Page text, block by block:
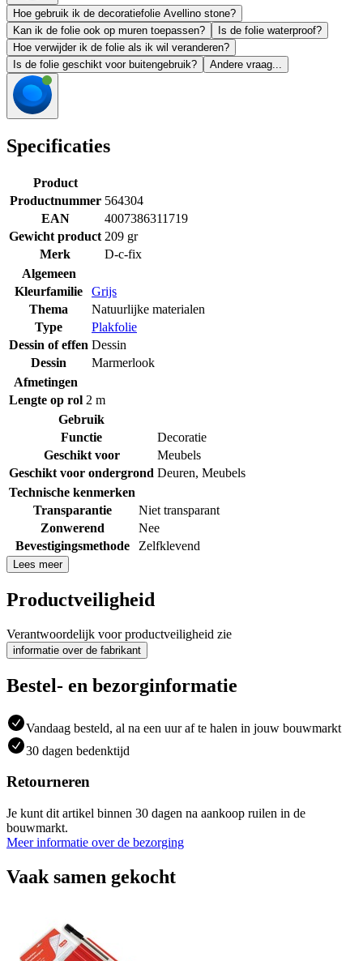
Hoe gebruik ik de decoratiefolie Avellino stone?
Kan ik de folie ook op muren toepassen?
Is de folie waterproof?
Hoe verwijder ik de folie als ik wil veranderen?
Is de folie geschikt voor buitengebruik?
Andere vraag...
Specificaties
Product
Productnummer 564304
EAN
4007386311719
Gewicht product 209 gr
Merk
D-c-fix
Algemeen
Kleurfamilie
Grijs
Thema
Natuurlijke materialen
Type
Plakfolie
Dessin of effen Dessin
Dessin
Marmerlook
Afmetingen
Lengte op rol 2 m
Gebruik
Functie
Decoratie
Geschikt voor
Meubels
Geschikt voor ondergrond Deuren, Meubels
Technische kenmerken
Transparantie
Niet transparant
Zonwerend
Nee
Bevestigingsmethode
Zelfklevend
Lees meer
Productveiligheid
Verantwoordelijk voor productveiligheid zie
informatie over de fabrikant
Bestel- en bezorginformatie
Vandaag besteld, al na een uur af te halen in jouw bouwmarkt
30 dagen bedenktijd
Retourneren
Je kunt dit artikel binnen 30 dagen na aankoop ruilen in de
bouwmarkt.
Meer informatie over de bezorging
Vaak samen gekocht